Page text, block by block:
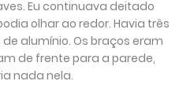
Eu continuava deitado
olhar ao redor. Havia três
alumínio. Os braços eram
de frente para a parede,
nada nela.